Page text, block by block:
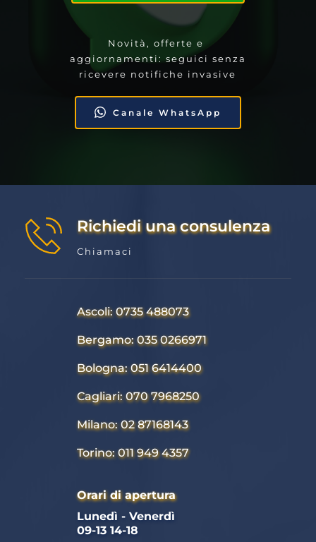
Novità, offerte e
aggiornamenti: seguici senza
ricevere notifiche invasive
Canale WhatsApp
Richiedi una consulenza
Chiamaci
Ascoli: 0735 488073
Bergamo: 035 0266971
Bologna: 051 6414400
Cagliari: 070 7968250
Milano: 02 87168143
Torino: 011 949 4357
Orari di apertura
Lunedì - Venerdì
09-13 14-18